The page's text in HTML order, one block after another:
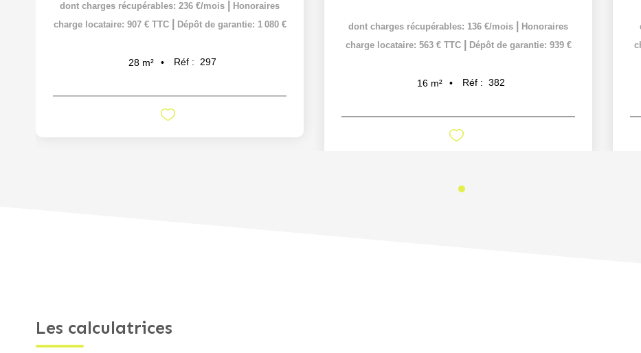
dont charges récupérables: 236 €/mois
Honoraires
charge locataire: 907 € TTC
Dépôt de garantie: 1 080 €
28 m² Réf : 297
dont charges récupérables: 136 €/mois
Honoraires
charge locataire: 563 € TTC
Dépôt de garantie: 939 €
16 m² Réf : 382
Les calculatrices